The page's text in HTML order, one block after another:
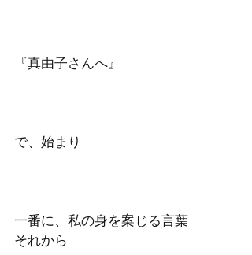
『真由子さんへ』
で、始まり
一番に、私の身を案じる言葉
それから